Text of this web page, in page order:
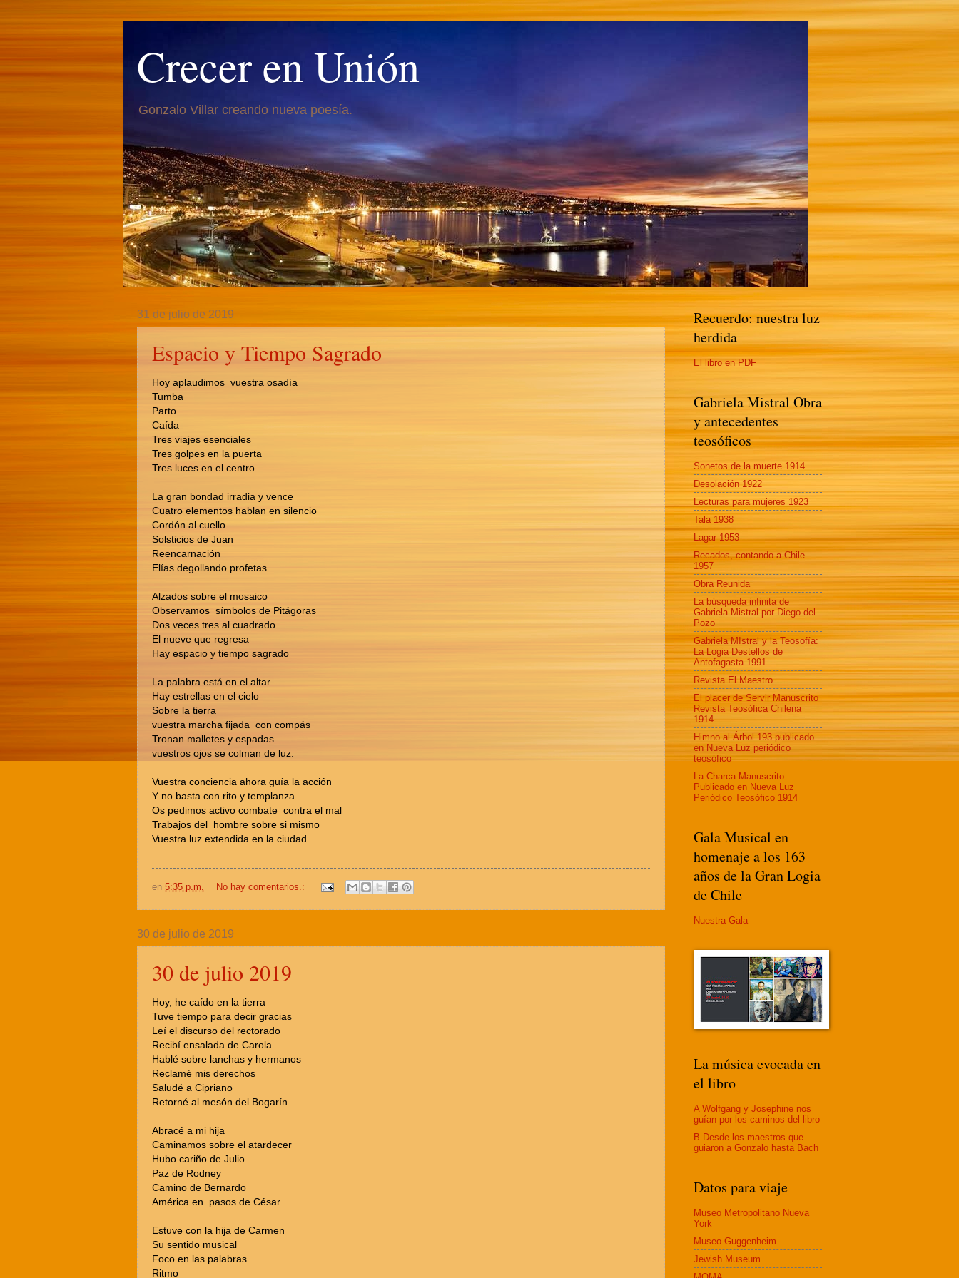
Crecer en Unión
Gonzalo Villar creando nueva poesía.
31 de julio de 2019
Espacio y Tiempo Sagrado
Hoy aplaudimos vuestra osadía
Tumba
Parto
Caída
Tres viajes esenciales
Tres golpes en la puerta
Tres luces en el centro
La gran bondad irradia y vence
Cuatro elementos hablan en silencio
Cordón al cuello
Solsticios de Juan
Reencarnación
Elías degollando profetas
Alzados sobre el mosaico
Observamos símbolos de Pitágoras
Dos veces tres al cuadrado
El nueve que regresa
Hay espacio y tiempo sagrado
La palabra está en el altar
Hay estrellas en el cielo
Sobre la tierra
vuestra marcha fijada con compás
Tronan malletes y espadas
vuestros ojos se colman de luz.
Vuestra conciencia ahora guía la acción
Y no basta con rito y templanza
Os pedimos activo combate contra el mal
Trabajos del hombre sobre si mismo
Vuestra luz extendida en la ciudad
en 5:35 p.m. No hay comentarios.:
30 de julio de 2019
30 de julio 2019
Hoy, he caído en la tierra
Tuve tiempo para decir gracias
Leí el discurso del rectorado
Recibí ensalada de Carola
Hablé sobre lanchas y hermanos
Reclamé mis derechos
Saludé a Cipriano
Retorné al mesón del Bogarín.
Abracé a mi hija
Caminamos sobre el atardecer
Hubo cariño de Julio
Paz de Rodney
Camino de Bernardo
América en pasos de César
Estuve con la hija de Carmen
Su sentido musical
Foco en las palabras
Ritmo
Recuerdo: nuestra luz
herdida
El libro en PDF
Gabriela Mistral Obra
y antecedentes
teosóficos
Sonetos de la muerte 1914
Desolación 1922
Lecturas para mujeres 1923
Tala 1938
Lagar 1953
Recados, contando a Chile
1957
Obra Reunida
La búsqueda infinita de
Gabriela Mistral por Diego del
Pozo
Gabriela MIstral y la Teosofía:
La Logia Destellos de
Antofagasta 1991
Revista El Maestro
El placer de Servir Manuscrito
Revista Teosófica Chilena
1914
Himno al Árbol 193 publicado
en Nueva Luz periódico
teosófico
La Charca Manuscrito
Publicado en Nueva Luz
Periódico Teosófico 1914
Gala Musical en
homenaje a los 163
años de la Gran Logia
de Chile
Nuestra Gala
La música evocada en
el libro
A Wolfgang y Josephine nos
guían por los caminos del libro
B Desde los maestros que
guiaron a Gonzalo hasta Bach
Datos para viaje
Museo Metropolitano Nueva
York
Museo Guggenheim
Jewish Museum